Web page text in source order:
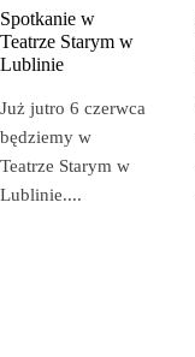
Spotkanie w
Teatrze Starym w
Lublinie
Już jutro 6 czerwca
będziemy w
Teatrze Starym w
Lublinie....